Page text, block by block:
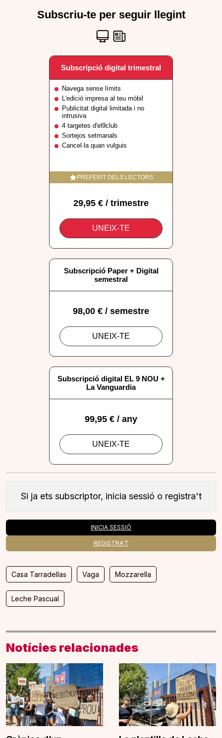
Si ja ets subscriptor, inicia sessió o registra't
INICIA SESSIÓ
REGISTRA'T
Casa Tarradellas Vaga Mozzarella
Leche Pascual
Notícies relacionades